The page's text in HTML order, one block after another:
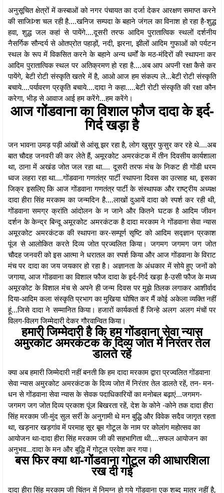
अनुसूचित क्षेत्रों में कस्बाओं को नगर पंचायत का दर्जा देकर आरक्षण समाप्त करने
की साजिÞश चल रही है....खनिज सम्पदा के बहाने जंगल का विनाश हो रहा है-शुद्ध
हवा, शुद्ध जल कहां से पायेंगे....दूसरी तरफ आदिम पुरातात्विक स्थलों दर्शनीय
नैसर्गिक सौन्दर्य से ओतप्रोत पहाड़ों, नदी, झरना, झीलों आदिम गुफाओं को पर्यटन
स्थल के रूप में विकसित करने के बहाने अन्य धर्मों के मठ-मंदिरों की स्थापना कर
आदिम पुरातात्विक स्थल पर अतिक्रमण हो रहा है....अब आप अपनी रक्षा कैसे कर
पायेंगे, बेटी रोटी संस्कृति खतरे में है, आओ आज हम संकल्प ले...बेटी रोटी संस्कृति
बचाये....पर्यावरण प्रकृति बचाये....दादा ने कहा.....बेटी रोटी संस्कृति की रक्षा कौन
करेगा, भीड़ से आवाज आई हम करेंगे...हम करेंगे।
आज गोंडवाना का विशाल फौज दादा के इर्द-
गिर्द खड़ा है
जन भावना उमड़ पड़ी आंखों से आंसू झर रहा है, लोग खुसुर फुसुर कर रहे थे....अब
बात चौदह जनवरी की कर लेते हैं, अमूरकोट अमरकंटक में तीन दिवसीय कार्यशाला
था, ठाना में अखंड जोत जल रहा था.... दूसरी तरफ मंच के निकट ही गोंडी धरम
ध्वज लहरा रहा था....गोंडवाना गणतंत्र पार्टी स्थापना दिवस का उत्साह था, इसका
जिक्र इसलिए कि आज गोंडवाना गणतंत्र पार्टी के संस्थापक और राष्ट्रीय अध्यक्ष
दादा हीरा सिंह मरकाम का जन्मदिन है....लाखों दुआयें दादा को स्पर्श कर रही थी,
गोंडवाना समग्र क्रांति आंदोलन के न जाने और कितने घटक है आदिम जीवन
दर्शन के केन्द्र बिन्दू अमूरकोट अमरकंटक है दादा मरकाम ने गोंडवाना सेवा न्यास
अमूरकोट अमरकंटक की स्थापना कर-सम्पूर्ण सृष्टि को आदिम सद्ज्ञान प्रकाश
पूंज से आलोकित करते दिव्य जोत प्रज्वलित किया। जगमग जगमग जग जोत
चौदह जनवरी को इस आत्मा ने धरातल का स्पर्श किया और आज गोंडवाना के विराट
मंच पर दादा का जय जयकार हो रहा है। अज्ञानता के अंधकार में सोये हुए जनों को
जगाया, आज गोंडवाना का विशाल फौज दादा के इर्द-गिर्द खड़ा है-उसी फौज के मध्य
अमूरकोट के विशाल मंच से अपने ही जन्म दिवस पर मुझे तिलक लगाकर आशीर्वाद
दिया-आदिम कला संस्कृति प्रभाग का मुखिया घोषित कर मैं कोई अकेला व्यक्ति नहीं
हूं...जिसे दादा ने सम्मानित किया। हजारों कार्यकर्ता हैं जिन्हे अलग अलग मंचों पर
विलग-विलग जिम्मेदारी देकर गौरवान्वित किया।
हमारी जिम्मेदारी है कि हम गोंडवाना सेवा न्यास
अमुरकोट अमरकंटक के दिव्य जोत में निरंतर तेल
डालते रहें
क्या अब हमारी जिम्मेदारी नहीं बनती कि हम दादा मरकाम द्वारा प्रज्वलित गोंडवाना
सेवा न्यास अमुरकोट अमरकंटक के दिव्य जोत में निरंतर तेल डालते रहें, तन- मन-
धन से गोंडवाना सेवा न्यास के सेवक पदाधिकारियों का मनोबल बढ़ाएं...जगमग-
जगमग जग जोत दिव्य प्रकाश पूंज बिखरता रहें, देश के कोने -कोने तक दादा हीरा
सिंह मरकाम जी-मुंद सुल सर्री के अनुगामी थे मन बुद्धि और विवेक सदैव जागृत रहता
था, खड़नार खड़गांव में परमाह सूर बूम गोटूल के नाम पर कोलांग महोत्सव का
आयोजन था-दादा हीरा सिंह मरकाम जी की सहभागिता थी....सफल आयोजन का
अनुभव...दादा के मन और बुद्धि में गोटूल प्रवेश कर गया।
बस फिर क्या था-गोंडवाना गोटूल की आधारशिला
रख दी गई
दादा हीरा सिंह मरकाम जी चिंतन में निमग्न हो गये गोंडवाना एक शब्द मात्र नहीं है,